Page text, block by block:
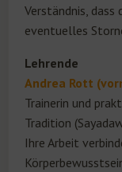
Verständnis, dass
eventuelles
Lehrende
Andrea Rott
Trainerin und
Tradition
Ihre Arbeit